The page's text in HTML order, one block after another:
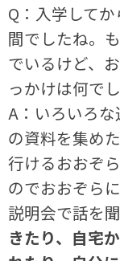
Q：入学して
間でしたね。
でいるけど、
っかけは何で
A：いろいろ
の資料を集め
行けるおおぞ
のでおおぞら
説明会で話を聞
きたり、自宅